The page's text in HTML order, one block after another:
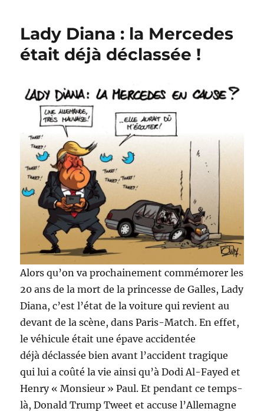
Lady Diana : la Mercedes
était déjà déclassée !
Alors qu’on va prochainement commémorer les
20 ans de la mort de la princesse de Galles, Lady
Diana, c’est l’état de la voiture qui revient au
devant de la scène, dans Paris-Match. En effet,
le véhicule était une épave accidentée
déjà déclassée bien avant l’accident tragique
qui lui a coûté la vie ainsi qu’à Dodi Al-Fayed et
Henry « Monsieur » Paul. Et pendant ce temps-
là, Donald Trump Tweet et accuse l’Allemagne